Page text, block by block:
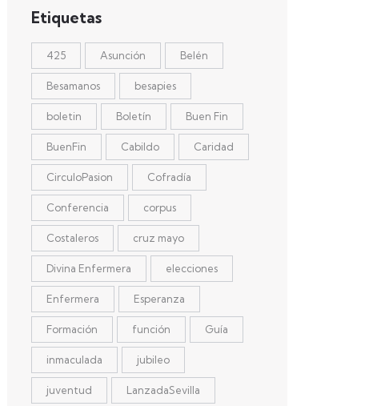
Etiquetas
425 Asunción Belén
Besamanos besapies
boletin Boletín Buen Fin
BuenFin Cabildo Caridad
CirculoPasion Cofradía
Conferencia corpus
Costaleros cruz mayo
Divina Enfermera elecciones
Enfermera Esperanza
Formación función Guía
inmaculada jubileo
juventud LanzadaSevilla